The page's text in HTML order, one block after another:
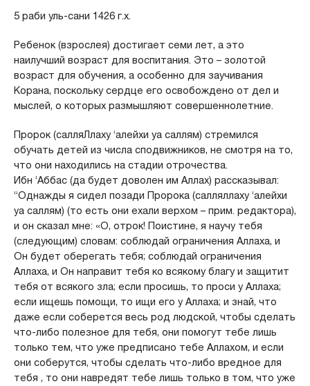
5 раби уль-сани 1426 г.х.
Ребенок (взрослея) достигает семи лет, а это
наилучший возраст для воспитания. Это – золотой
возраст для обучения, а особенно для заучивания
Корана, поскольку сердце его освобождено от дел и
мыслей, о которых размышляют совершеннолетние.
Пророк (салляЛлаху ‘алейхи уа саллям) стремился
обучать детей из числа сподвижников, не смотря на то,
что они находились на стадии отрочества.
Ибн ‘Аббас (да будет доволен им Аллах) рассказывал:
“Однажды я сидел позади Пророка (салляллаху ‘алейхи
уа саллям) (то есть они ехали верхом – прим. редактора),
и он сказал мне: «О, отрок! Поистине, я научу тебя
(следующим) словам: соблюдай ограничения Аллаха, и
Он будет оберегать тебя; соблюдай ограничения
Аллаха, и Он направит тебя ко всякому благу и защитит
тебя от всякого зла; если просишь, то проси у Аллаха;
если ищешь помощи, то ищи его у Аллаха; и знай, что
даже если соберется весь род людской, чтобы сделать
что-либо полезное для тебя, они помогут тебе лишь
только тем, что уже предписано тебе Аллахом, и если
они соберутся, чтобы сделать что-либо вредное для
тебя , то они навредят тебе лишь только в том, что уже